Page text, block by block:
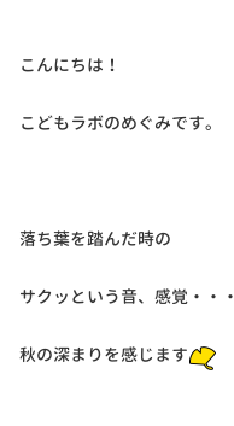
こんにちは！
こどもラボのめぐみです。
落ち葉を踏んだ時の
サクッという音、感覚・・・
秋の深まりを感じます